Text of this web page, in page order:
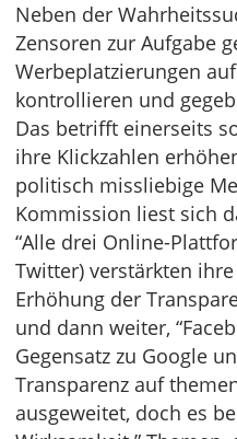
Neben der
Zensoren zur Aufgabe
Werbeplatzierungen
kontrollieren und
Das betrifft einerseits
ihre Klickzahlen
politisch missliebige
Kommission liest sich
“Alle drei Online-
Twitter) verstärkten
Erhöhung der
und dann weiter,
Gegensatz zu Google
Transparenz auf
ausgeweitet, doch es